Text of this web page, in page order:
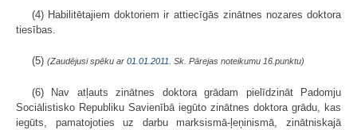
(4) Habilitētajiem doktoriem ir attiecīgās zinātnes nozares doktora
tiesības.
(5) (Zaudējusi spēku ar 01.01.2011. Sk. Pārejas noteikumu 16.punktu)
(6) Nav atļauts zinātnes doktora grādam pielīdzināt Padomju
Sociālistisko Republiku Savienībā iegūto zinātnes doktora grādu, kas
iegūts, pamatojoties uz darbu marksismā-ļeņinismā, zinātniskajā